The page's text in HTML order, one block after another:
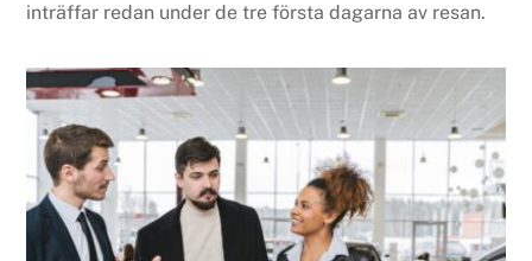
inträffar redan under de tre första dagarna av resan.